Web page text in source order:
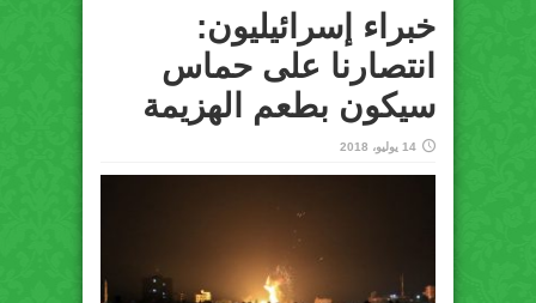
خبراء إسرائيليون:
انتصارنا على حماس
سيكون بطعم الهزيمة
14 يوليو، 2018